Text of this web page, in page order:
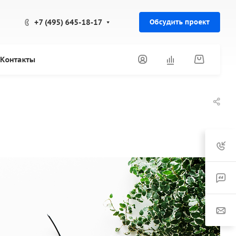
+7 (495) 645-18-17 Обсудить проект
Контакты